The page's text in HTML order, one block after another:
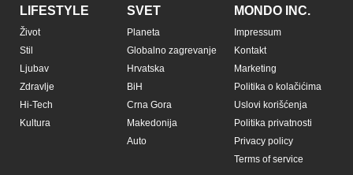
LIFESTYLE
Život
Stil
Ljubav
Zdravlje
Hi-Tech
Kultura
SVET
Planeta
Globalno zagrevanje
Hrvatska
BiH
Crna Gora
Makedonija
Auto
MONDO INC.
Impressum
Kontakt
Marketing
Politika o kolačićima
Uslovi korišćenja
Politika privatnosti
Privacy policy
Terms of service